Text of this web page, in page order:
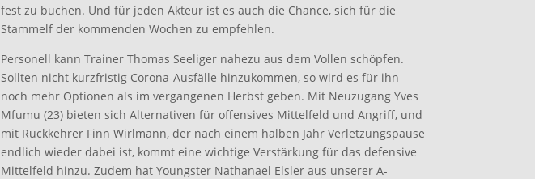
fest zu buchen. Und für jeden Akteur ist es auch die Chance, sich für die
Stammelf der kommenden Wochen zu empfehlen.
Personell kann Trainer Thomas Seeliger nahezu aus dem Vollen schöpfen.
Sollten nicht kurzfristig Corona-Ausfälle hinzukommen, so wird es für ihn
noch mehr Optionen als im vergangenen Herbst geben. Mit Neuzugang Yves
Mfumu (23) bieten sich Alternativen für offensives Mittelfeld und Angriff, und
mit Rückkehrer Finn Wirlmann, der nach einem halben Jahr Verletzungspause
endlich wieder dabei ist, kommt eine wichtige Verstärkung für das defensive
Mittelfeld hinzu. Zudem hat Youngster Nathanael Elsler aus unserer A-